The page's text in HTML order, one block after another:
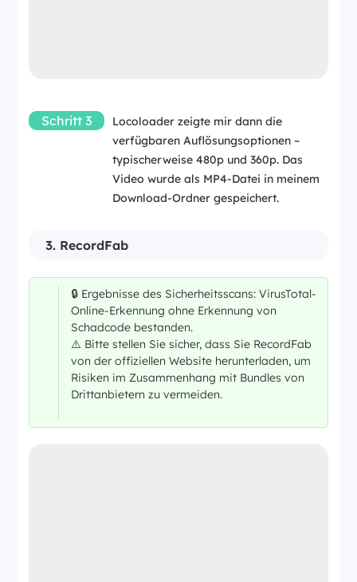
Schritt 3
Locoloader zeigte mir dann die
verfügbaren Auflösungsoptionen –
typischerweise 480p und 360p. Das
Video wurde als MP4-Datei in meinem
Download-Ordner gespeichert.
3. RecordFab
🔒 Ergebnisse des Sicherheitsscans: VirusTotal-
Online-Erkennung ohne Erkennung von
Schadcode bestanden.
⚠️ Bitte stellen Sie sicher, dass Sie RecordFab
von der offiziellen Website herunterladen, um
Risiken im Zusammenhang mit Bundles von
Drittanbietern zu vermeiden.